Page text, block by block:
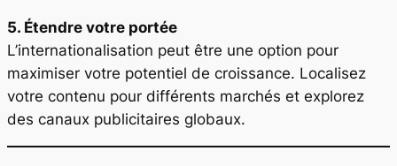
5. Étendre votre portée
L’internationalisation peut être une option pour
maximiser votre potentiel de croissance. Localisez
votre contenu pour différents marchés et explorez
des canaux publicitaires globaux.